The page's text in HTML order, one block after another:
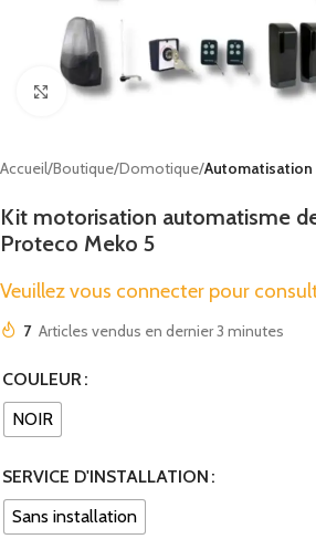
Cliquez pour agrandir
Accueil Boutique Domotique Automatisation
Kit motorisation automatisme
Proteco Meko 5
Veuillez vous connecter pour
7 Articles vendus en dernier 3 minutes
COULEUR
NOIR
SERVICE D'INSTALLATION
Sans installation